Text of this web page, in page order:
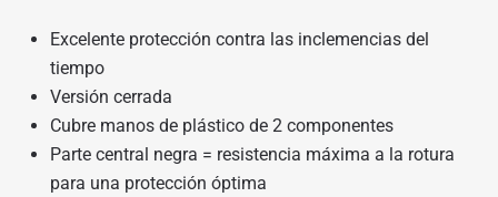
Excelente protección contra las inclemencias del
tiempo
Versión cerrada
Cubre manos de plástico de 2 componentes
Parte central negra = resistencia máxima a la rotura
para una protección óptima